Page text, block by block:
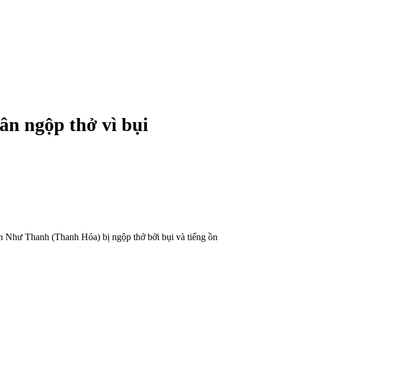
ngộp thở vì bụi
Như Thanh (Thanh Hóa) bị ngộp thở bởi bụi và tiếng ồn